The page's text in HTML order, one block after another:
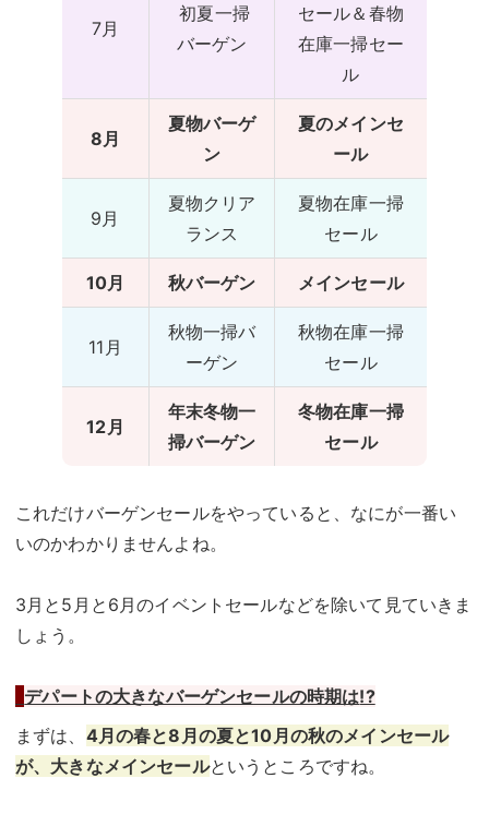
7月
初夏一掃
バーゲン
セール＆春物
在庫一掃セー
ル
8月
夏物バーゲ
ン
夏のメインセ
ール
9月
夏物クリア
ランス
夏物在庫一掃
セール
10月 秋バーゲン メインセール
11月
秋物一掃バ
ーゲン
秋物在庫一掃
セール
12月
年末冬物一
掃バーゲン
冬物在庫一掃
セール
これだけバーゲンセールをやっていると、なにが一番い
いのかわかりませんよね。
3月と5月と6月のイベントセールなどを除いて見ていきま
しょう。
デパートの大きなバーゲンセールの時期は!?
まずは、 4月の春と8月の夏と10月の秋のメインセール
が、大きなメインセールというところですね。